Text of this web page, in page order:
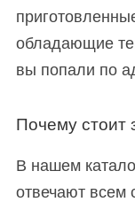
обладающие
вы попали по
Почему стоит
В нашем
отвечают всем